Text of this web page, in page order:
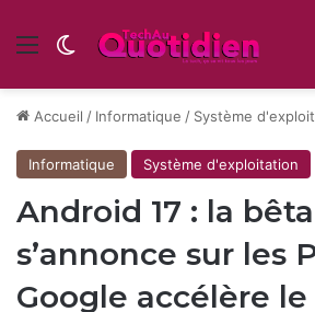
Menu Switch skin
Accueil / Informatique / Système
Informatique Système d'exploitation
Android 17 : la
s’annonce sur les
Google accélère